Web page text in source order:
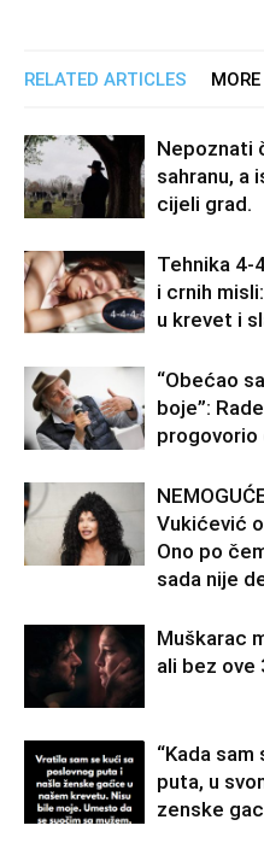
RELATED ARTICLES
Nepoznati
sahranu, a
cijeli grad.
Tehnika 4-
i crnih
u krevet i
“Obećao
boje”:
progovorio
Vukićević
Ono po
sada nije
Muškarac
ali bez ove
“Kada
puta, u
zenske